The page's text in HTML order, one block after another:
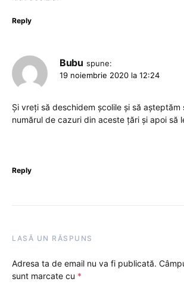
Reply
Bubu spune:
19 noiembrie 2020 la 12:24
Și vreți să deschidem școlile și să așteptăm
numărul de cazuri din aceste țări și apoi să
Reply
LASĂ UN RĂSPUNS
Adresa ta de email nu va fi publicată.
sunt marcate cu *